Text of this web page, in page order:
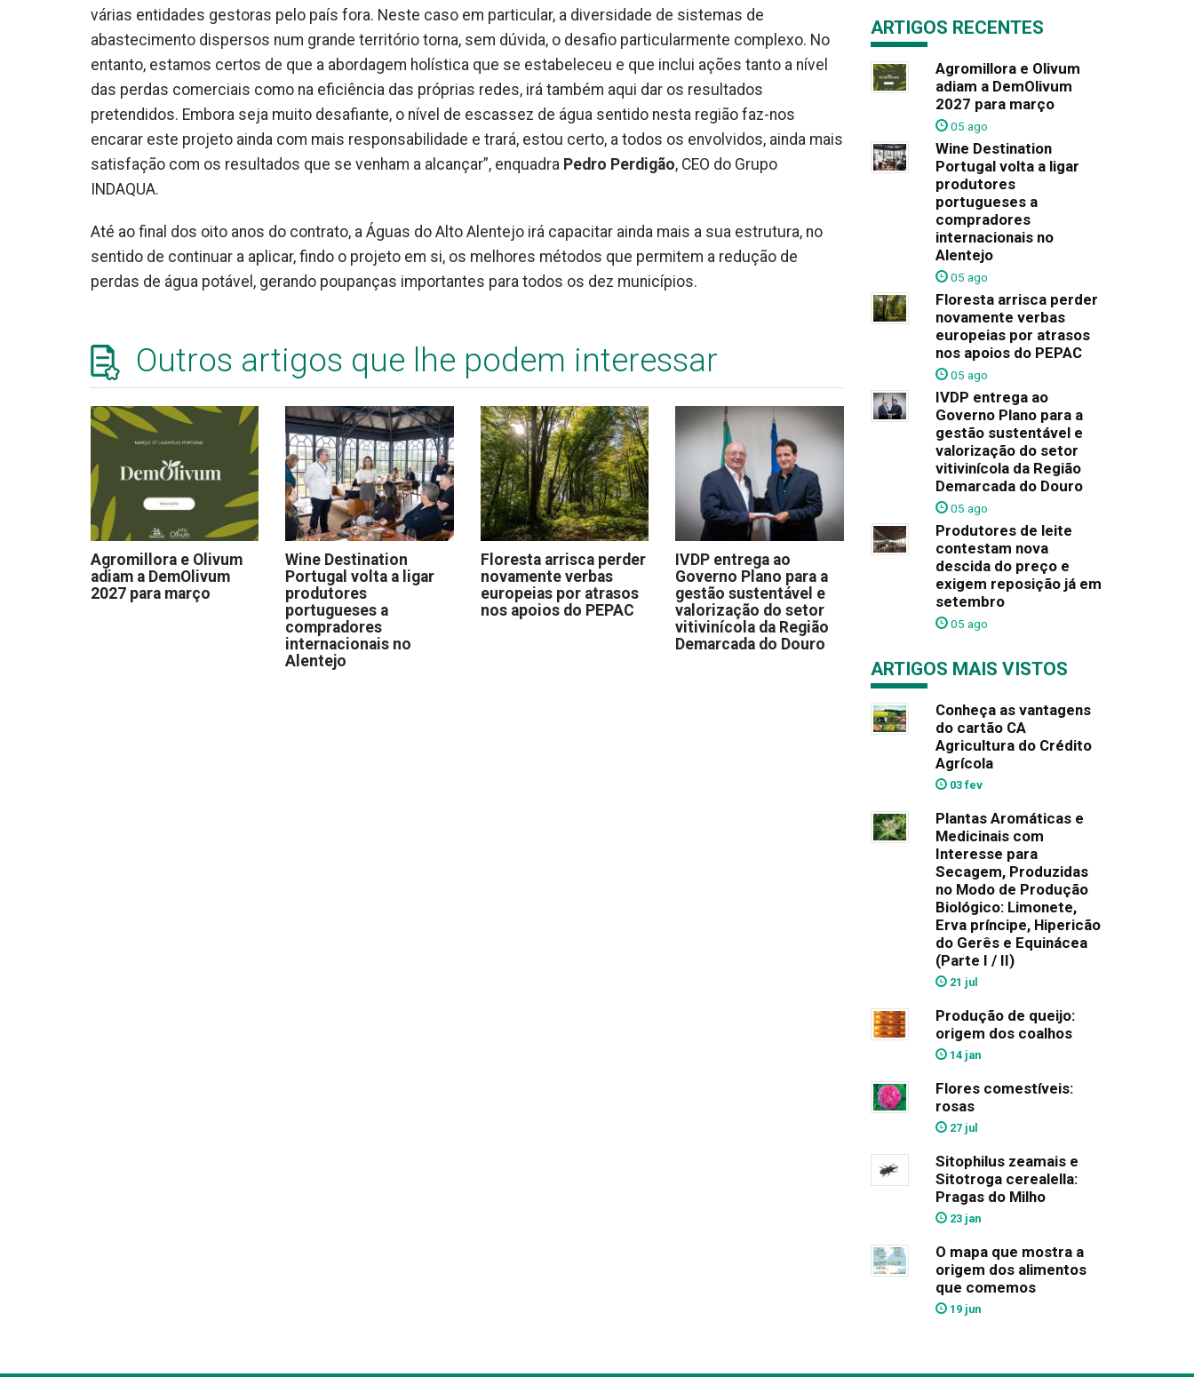
várias entidades gestoras pelo país fora. Neste caso em particular, a diversidade de sistemas de
abastecimento dispersos num grande território torna, sem dúvida, o desafio particularmente complexo. No
entanto, estamos certos de que a abordagem holística que se estabeleceu e que inclui ações tanto a nível
das perdas comerciais como na eficiência das próprias redes, irá também aqui dar os resultados
pretendidos. Embora seja muito desafiante, o nível de escassez de água sentido nesta região faz-nos
encarar este projeto ainda com mais responsabilidade e trará, estou certo, a todos os envolvidos, ainda mais
satisfação com os resultados que se venham a alcançar”, enquadra Pedro Perdigão, CEO do Grupo
INDAQUA.
Até ao final dos oito anos do contrato, a Águas do Alto Alentejo irá capacitar ainda mais a sua estrutura, no
sentido de continuar a aplicar, findo o projeto em si, os melhores métodos que permitem a redução de
perdas de água potável, gerando poupanças importantes para todos os dez municípios.
Outros artigos que lhe podem interessar
Agromillora e Olivum
adiam a DemOlivum
2027 para março
Wine Destination
Portugal volta a ligar
produtores
portugueses a
compradores
internacionais no
Alentejo
Floresta arrisca perder
novamente verbas
europeias por atrasos
nos apoios do PEPAC
IVDP entrega ao
Governo Plano para a
gestão sustentável e
valorização do setor
vitivinícola da Região
Demarcada do Douro
ARTIGOS RECENTES
Agromillora e Olivum
adiam a DemOlivum
2027 para março
05 ago
Wine Destination
Portugal volta a ligar
produtores
portugueses a
compradores
internacionais no
Alentejo
05 ago
Floresta arrisca perder
novamente verbas
europeias por atrasos
nos apoios do PEPAC
05 ago
IVDP entrega ao
Governo Plano para a
gestão sustentável e
valorização do setor
vitivinícola da Região
Demarcada do Douro
05 ago
Produtores de leite
contestam nova
descida do preço e
exigem reposição já em
setembro
05 ago
ARTIGOS MAIS VISTOS
Conheça as vantagens
do cartão CA
Agricultura do Crédito
Agrícola
03 fev
Plantas Aromáticas e
Medicinais com
Interesse para
Secagem, Produzidas
no Modo de Produção
Biológico: Limonete,
Erva príncipe, Hipericão
do Gerês e Equinácea
(Parte I / II)
21 jul
Produção de queijo:
origem dos coalhos
14 jan
Flores comestíveis:
rosas
27 jul
Sitophilus zeamais e
Sitotroga cerealella:
Pragas do Milho
23 jan
O mapa que mostra a
origem dos alimentos
que comemos
19 jun